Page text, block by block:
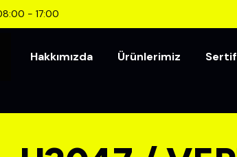
- 17:00
Hakkımızda Ürünlerimiz